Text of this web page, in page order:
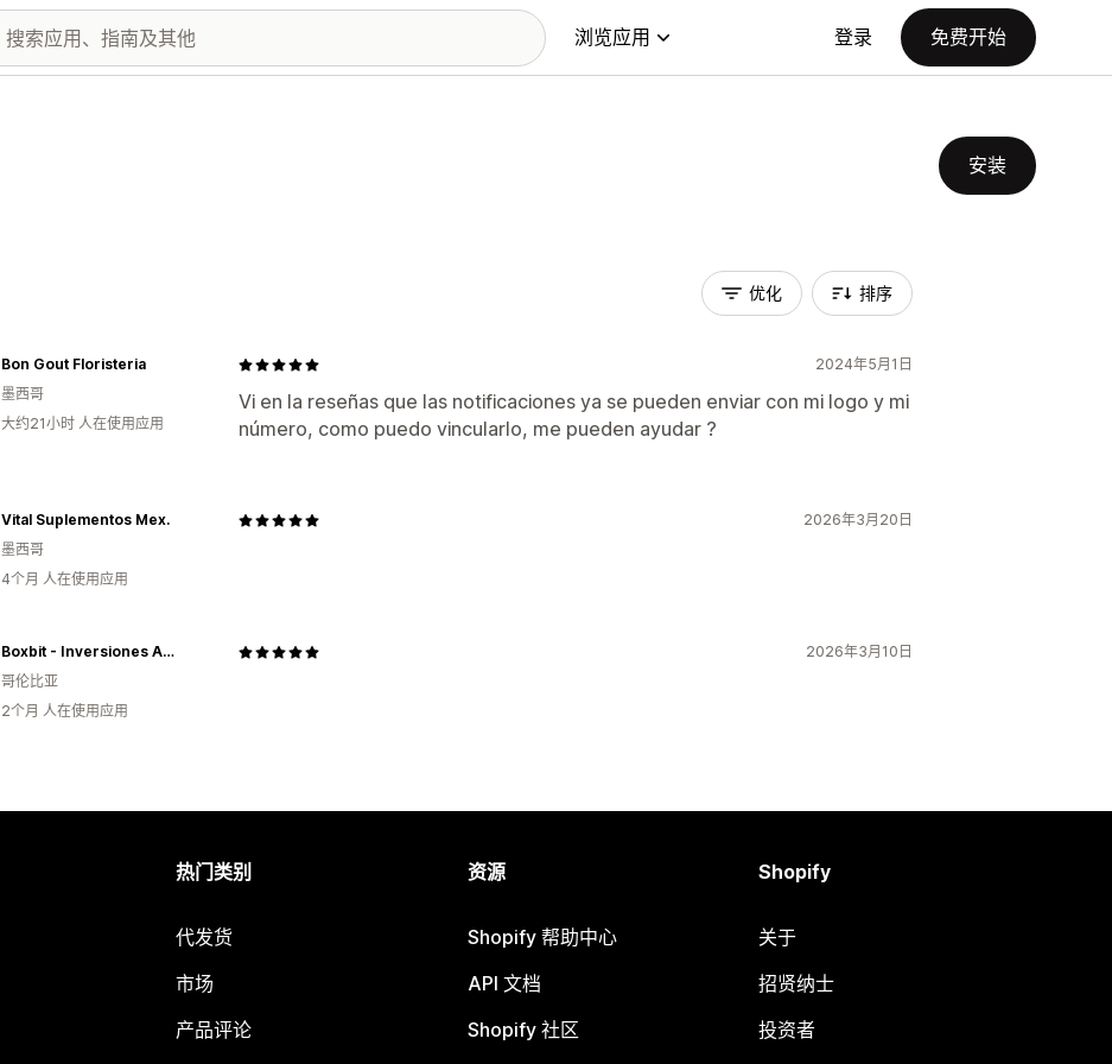
浏览应用 登录 免费开始
安装
优化 排序
2024年5月1日
Vi en la reseñas que las notificaciones ya se pueden enviar con mi logo y mi
número, como puedo vincularlo, me pueden ayudar ?
Bon Gout Floristeria
墨西哥
大约21小时 人在使用应用
2026年3月20日
Vital Suplementos Mex.
墨西哥
4个月 人在使用应用
2026年3月10日
Boxbit - Inversiones Ampli SAS. 900878217
哥伦比亚
2个月 人在使用应用
热门类别
代发货
市场
产品评论
资源
Shopify 帮助中心
API 文档
Shopify 社区
Shopify
关于
招贤纳士
投资者